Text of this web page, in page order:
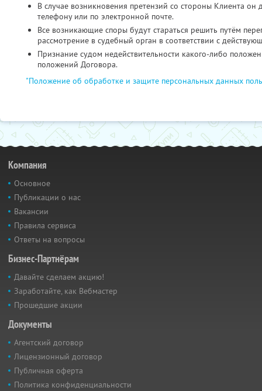
В случае возникновения претензий со стороны Клиента
телефону или по электронной почте.
Все возникающие споры будут стараться решить путём
рассмотрение в судебный орган в соответствии с
Признание судом недействительности какого-либо
положений Договора.
"Положение об обработке и защите персональных данных
Компания
Основное
Публикации о нас
Вакансии
Правила сервиса
Ответы на вопросы
Бизнес-Партнёрам
Давайте сделаем акцию!
Заработайте, как Вебмастер
Прошедшие акции
Документы
Агентский договор
Лицензионный договор
Публичная оферта
Политика конфиденциальности